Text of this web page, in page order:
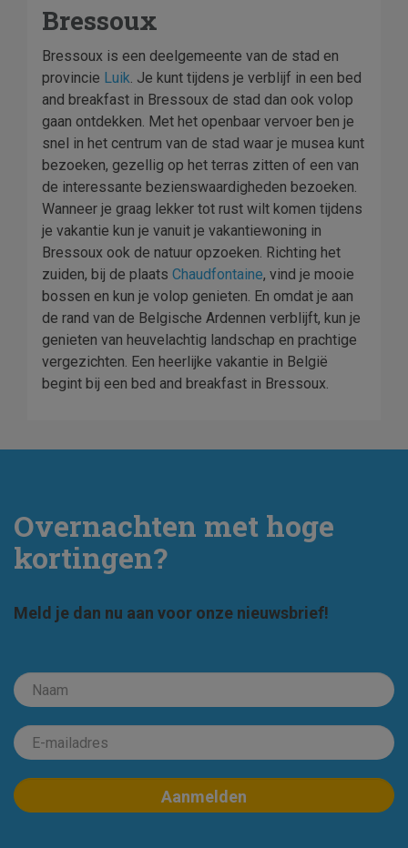
Bressoux
Bressoux is een deelgemeente van de stad en
provincie Luik. Je kunt tijdens je verblijf in een bed
and breakfast in Bressoux de stad dan ook volop
gaan ontdekken. Met het openbaar vervoer ben je
snel in het centrum van de stad waar je musea kunt
bezoeken, gezellig op het terras zitten of een van
de interessante bezienswaardigheden bezoeken.
Wanneer je graag lekker tot rust wilt komen tijdens
je vakantie kun je vanuit je vakantiewoning in
Bressoux ook de natuur opzoeken. Richting het
zuiden, bij de plaats Chaudfontaine, vind je mooie
bossen en kun je volop genieten. En omdat je aan
de rand van de Belgische Ardennen verblijft, kun je
genieten van heuvelachtig landschap en prachtige
vergezichten. Een heerlijke vakantie in België
begint bij een bed and breakfast in Bressoux.
Overnachten met hoge
kortingen?
Meld je dan nu aan voor onze nieuwsbrief!